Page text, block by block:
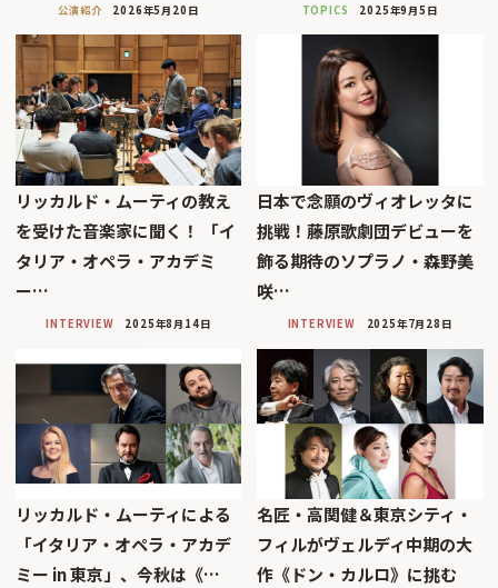
公演紹介 2026年5月20日 TOPICS 2025年9月5日
リッカルド・ムーティの教え
を受けた音楽家に聞く！ 「イ
タリア・オペラ・アカデミ
ー…
INTERVIEW 2025年8月14日
日本で念願のヴィオレッタに
挑戦！藤原歌劇団デビューを
飾る期待のソプラノ・森野美
咲…
INTERVIEW 2025年7月28日
リッカルド・ムーティによる
「イタリア・オペラ・アカデ
ミー in 東京」、今秋は《…
名匠・高関健＆東京シティ・
フィルがヴェルディ中期の大
作《ドン・カルロ》に挑む